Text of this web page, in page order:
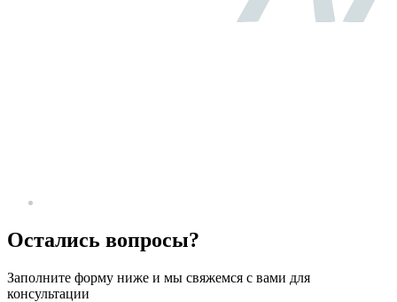
Остались вопросы?
Заполните форму ниже и мы свяжемся с вами для
консультации